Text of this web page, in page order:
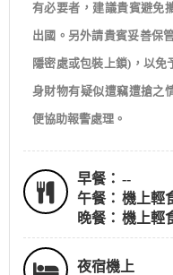
有必要者，建議貴賓避免
出國。另外請貴賓妥善保
隱密處或包裝上鎖)，以免
身財物有疑似遭竊遭搶之
便協助報警處理。
早餐： --
午餐： 機上輕
晚餐： 機上輕
夜宿機上